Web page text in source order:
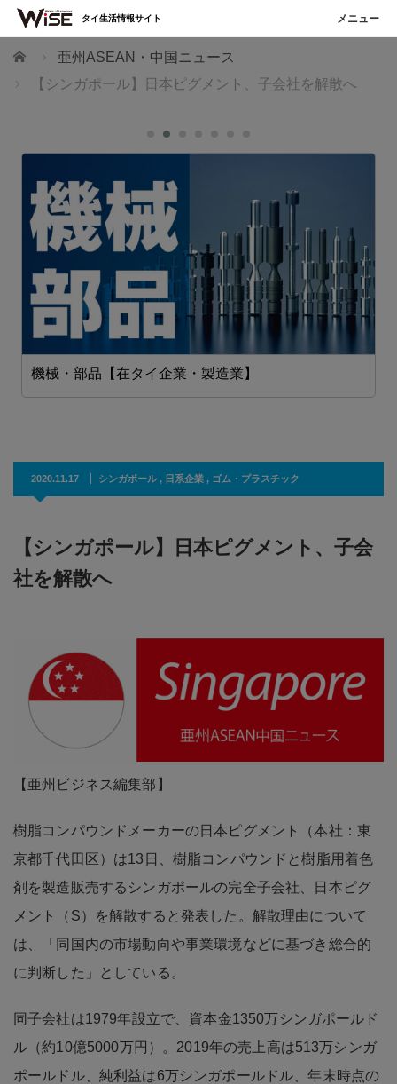
ホーム
亜州ASEAN・中国ニュース
【シンガポール】日本ピグメント、子会社を解散へ
機械・部品【在タイ企業・製造業】
2020.11.17 シンガポール, 日系企業 , ゴム・プラスチック
【シンガポール】日本ピグメント、子会
社を解散へ
【亜州ビジネス編集部】
樹脂コンパウンドメーカーの日本ピグメント（本社：東
京都千代田区）は13日、樹脂コンパウンドと樹脂用着色
剤を製造販売するシンガポールの完全子会社、日本ピグ
メント（S）を解散すると発表した。解散理由について
は、「同国内の市場動向や事業環境などに基づき総合的
に判断した」としている。
同子会社は1979年設立で、資本金1350万シンガポールド
ル（約10億5000万円）。2019年の売上高は513万シンガ
ポールドル、純利益は6万シンガポールドル、年末時点の
タイ生活情報サイト